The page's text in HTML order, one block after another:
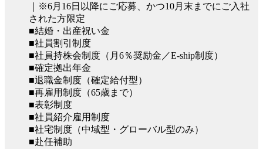
｜※6月16日以降にご応募、かつ10月末までにご入社
された方限定
■結婚・出産祝い金
■社員割引制度
■社員持株会制度（月6％奨励金／E-ship制度）
■確定拠出年金
■退職金制度（確定給付型）
■再雇用制度（65歳まで）
■表彰制度
■社員紹介雇用制度
■社宅制度（中域型・グローバル型のみ）
■赴任補助